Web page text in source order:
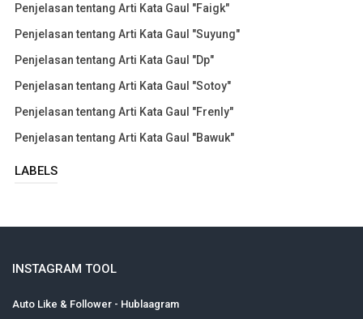
Penjelasan tentang Arti Kata Gaul "Faigk"
Penjelasan tentang Arti Kata Gaul "Suyung"
Penjelasan tentang Arti Kata Gaul "Dp"
Penjelasan tentang Arti Kata Gaul "Sotoy"
Penjelasan tentang Arti Kata Gaul "Frenly"
Penjelasan tentang Arti Kata Gaul "Bawuk"
LABELS
INSTAGRAM TOOL
Auto Like & Follower - Hublaagram